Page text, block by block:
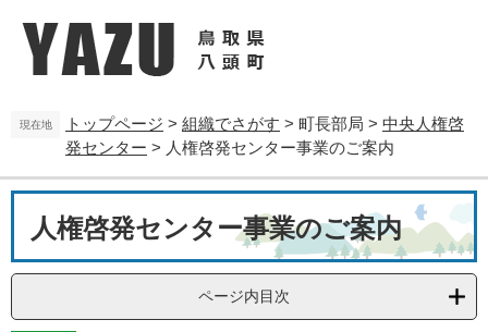
。
て
へ
現在地 トップページ > 組織でさがす > 町長部局 > 中央人権啓
発センター > 人権啓発センター事業のご案内
人権啓発センター事業のご案内
ページ内目次